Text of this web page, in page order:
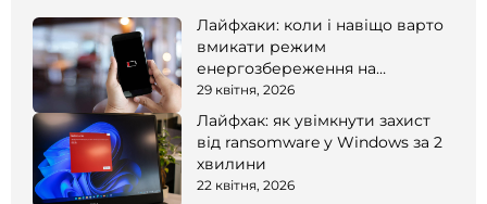
Лайфхаки: коли і навіщо варто
вмикати режим
енергозбереження на
смартфоні
29 квітня, 2026
Лайфхак: як увімкнути захист
від ransomware у Windows за 2
хвилини
22 квітня, 2026